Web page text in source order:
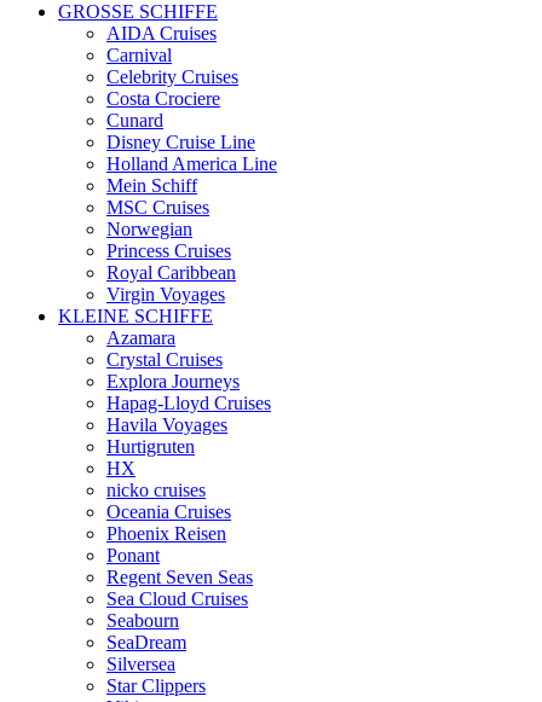
GROSSE SCHIFFE
AIDA Cruises
Carnival
Celebrity Cruises
Costa Crociere
Cunard
Disney Cruise Line
Holland America Line
Mein Schiff
MSC Cruises
Norwegian
Princess Cruises
Royal Caribbean
Virgin Voyages
KLEINE SCHIFFE
Azamara
Crystal Cruises
Explora Journeys
Hapag-Lloyd Cruises
Havila Voyages
Hurtigruten
HX
nicko cruises
Oceania Cruises
Phoenix Reisen
Ponant
Regent Seven Seas
Sea Cloud Cruises
Seabourn
SeaDream
Silversea
Star Clippers